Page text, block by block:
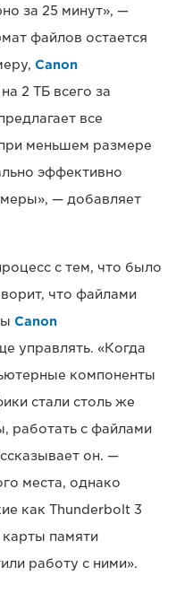
за 25 минут», —
файлов остается
Canon
2 ТБ всего за
все
меньшем размере
эффективно
— добавляет
с тем, что было
что файлами
Canon
управлять. «Когда
компоненты
стали столь же
работать с файлами
он. —
места, однако
как Thunderbolt 3
памяти
работу с ними».